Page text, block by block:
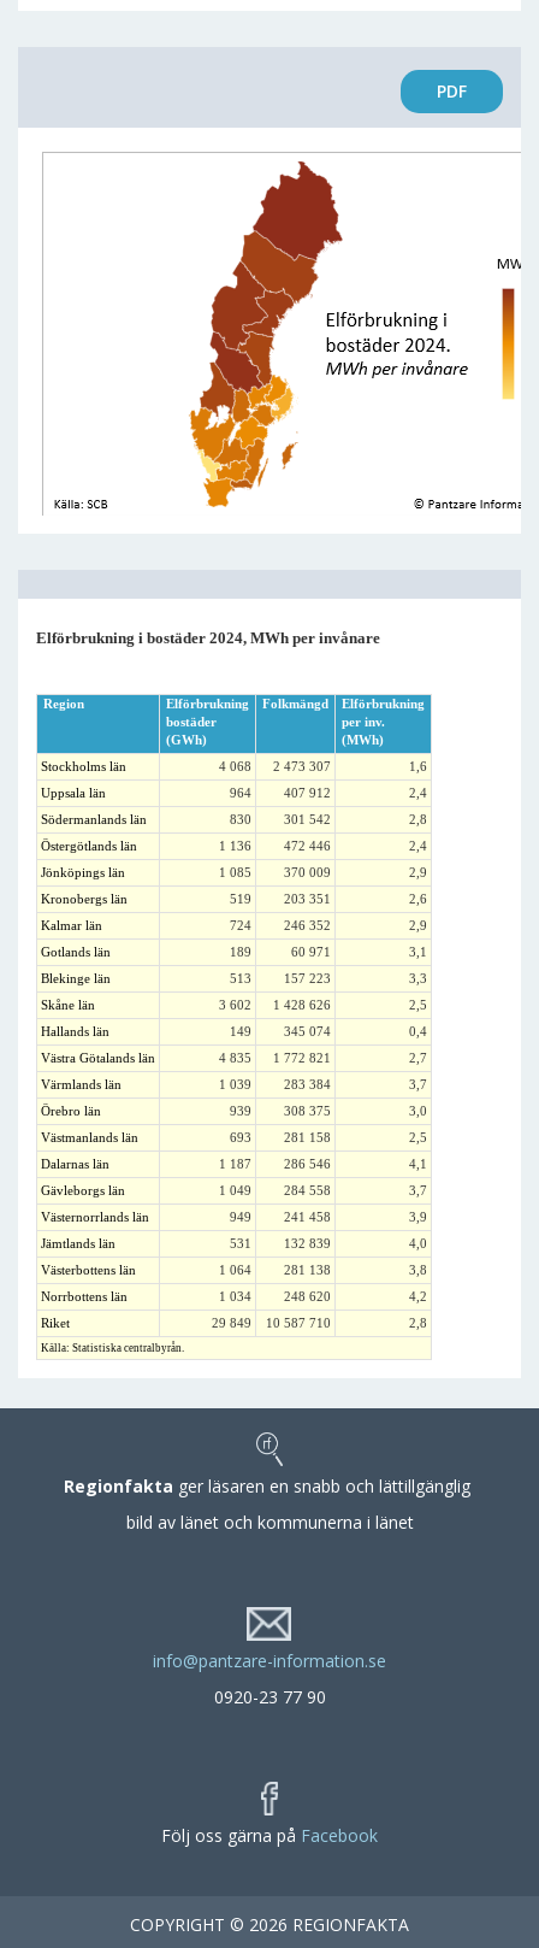
PDF
Elförbrukning i bostäder 2024, MWh per invånare
Region
Elförbrukning
bostäder
(GWh)
Folkmängd
Elförbrukning
per inv.
(MWh)
Stockholms län
4 068 2 473 307
1,6
Uppsala län
964 407 912
2,4
Södermanlands län
830 301 542
2,8
Östergötlands län
1 136 472 446
2,4
Jönköpings län
1 085 370 009
2,9
Kronobergs län
519 203 351
2,6
Kalmar län
724 246 352
2,9
Gotlands län
189 60 971
3,1
Blekinge län
513 157 223
3,3
Skåne län
3 602 1 428 626
2,5
Hallands län
149 345 074
0,4
Västra Götalands län
4 835 1 772 821
2,7
Värmlands län
1 039 283 384
3,7
Örebro län
939 308 375
3,0
Västmanlands län
693 281 158
2,5
Dalarnas län
1 187 286 546
4,1
Gävleborgs län
1 049 284 558
3,7
Västernorrlands län
949 241 458
3,9
Jämtlands län
531 132 839
4,0
Västerbottens län
1 064 281 138
3,8
Norrbottens län
1 034 248 620
4,2
Riket
29 849 10 587 710 2,8
Källa: Statistiska centralbyrån.
Regionfakta ger läsaren en snabb och lättillgänglig
bild av länet och kommunerna i länet
info@pantzare-information.se
0920-23 77 90
Följ oss gärna på Facebook
COPYRIGHT © 2026 REGIONFAKTA